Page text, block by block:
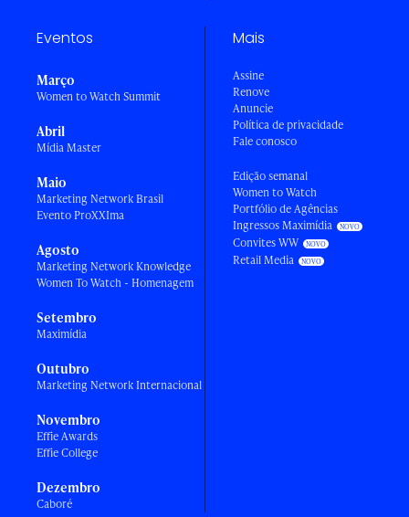
Eventos
Março
Women to Watch Summit
Abril
Mídia Master
Maio
Marketing Network Brasil
Evento ProXXIma
Agosto
Marketing Network Knowledge
Women To Watch - Homenagem
Setembro
Maximídia
Outubro
Marketing Network Internacional
Novembro
Effie Awards
Effie College
Dezembro
Caboré
Mais
Assine
Renove
Anuncie
Política de privacidade
Fale conosco
Edição semanal
Women to Watch
Portfólio de Agências
Ingressos Maximídia
Convites WW
Retail Media